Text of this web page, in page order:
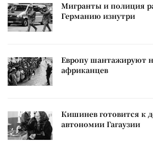
Мигранты и полиция
Германию изнутри
Европу шантажируют
африканцев
Кишинев готовится к
автономии Гагаузии